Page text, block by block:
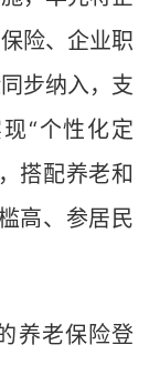
险、企业职
步纳入，支
“个性化定
搭配养老和
高、参居民
养老保险登